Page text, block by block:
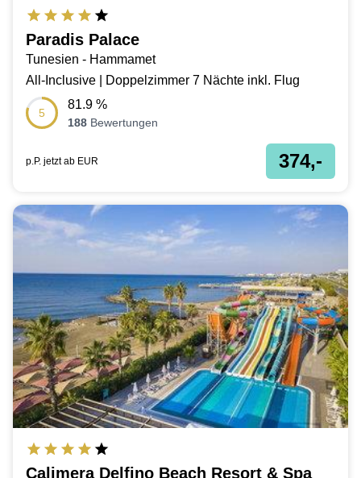
Paradis Palace
Tunesien - Hammamet
All-Inclusive | Doppelzimmer 7 Nächte inkl. Flug
5
81.9 %
188 Bewertungen
p.P. jetzt ab EUR 374,-
Calimera Delfino Beach Resort & Spa